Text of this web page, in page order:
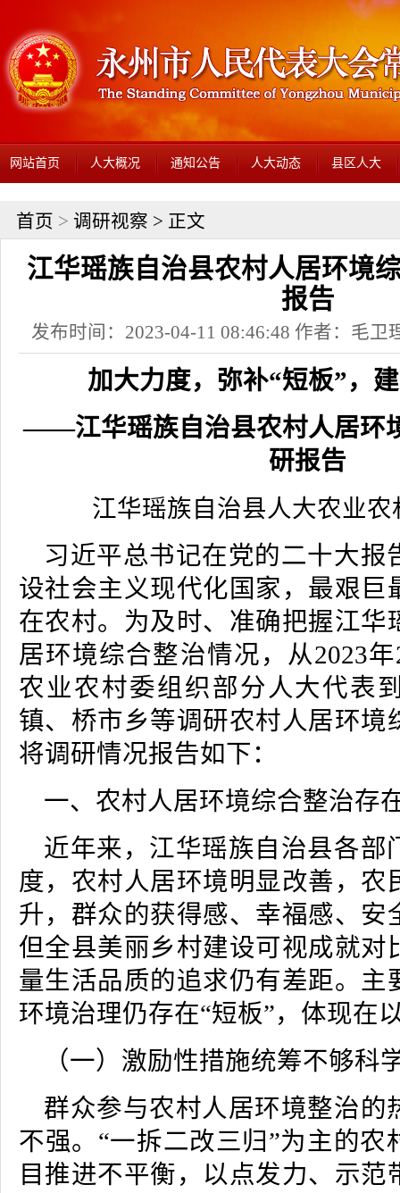
网站首页 人大概况 通知公告 人大动态 县区人大
首页 > 调研视察 > 正文
江华瑶族自治县农村人居环境
报告
发布时间：2023-04-11 08:46:48 作者：毛卫
加大力度，弥补“短板”，
——江华瑶族自治县农村人居环
研报告
江华瑶族自治县人大农业农
习近平总书记在党的二十大报
设社会主义现代化国家，最艰巨
在农村。为及时、准确把握江华
居环境综合整治情况，从2023
农业农村委组织部分人大代表
镇、桥市乡等调研农村人居环境
将调研情况报告如下：
一、农村人居环境综合整治存
近年来，江华瑶族自治县各部
度，农村人居环境明显改善，农
升，群众的获得感、幸福感、安
但全县美丽乡村建设可视成就对
量生活品质的追求仍有差距。主
环境治理仍存在“短板”，体现在
（一）激励性措施统筹不够科
群众参与农村人居环境整治的
不强。“一拆二改三归”为主的农
目推进不平衡，以点发力、示范